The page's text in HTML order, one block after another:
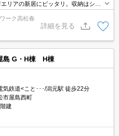
リアの新居にピッタリ。収納はシュ
が備え付けられているので、衣類や
粧品や洗面道具といった小物もスッ
洗面台を採用しています。2台設置さ
な物件です。
ーク高松春
詳細を見る
島 G・H棟 H棟
気鉄道<こと･･･/潟元駅 徒歩22分
市屋島西町
建